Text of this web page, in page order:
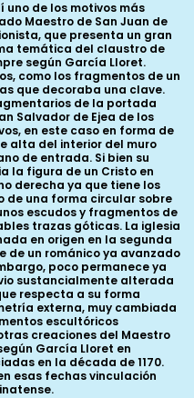
uno de los motivos más
Maestro de San Juan de
que presenta un gran
temática del claustro de
según García Lloret.
como los fragmentos de un
que decoraba una clave.
de la portada
Salvador de Ejea de los
en este caso en forma de
alta del interior del muro
de entrada. Si bien su
la figura de un Cristo en
derecha ya que tiene los
de una forma circular sobre
escudos y fragmentos de
trazas góticas. La iglesia
en origen en la segunda
de un románico ya avanzado
poco permanece ya
sustancialmente alterada
respecta a su forma
externa, muy cambiada
escultóricos
creaciones del Maestro
García Lloret en
en la década de 1170.
esas fechas vinculación